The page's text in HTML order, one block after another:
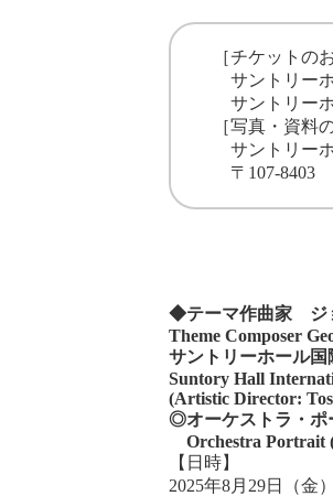
［チケットの
サントリー
サントリーホ
［写真・資料
サントリー
〒107-8403
◆テーマ作曲家 ジ
Theme Composer
サントリーホール
Suntory Hall
(Artistic Director:
◎オーケストラ・ポ
Orchestra Portrait
【日時】
2025年8月29日（金